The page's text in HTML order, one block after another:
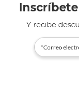
Y recibe